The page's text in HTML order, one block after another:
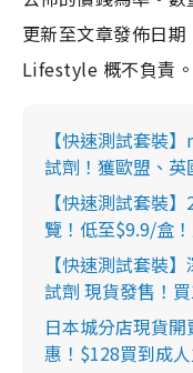
更新至文章發佈日
Lifestyle 概不負責
【快速測試套裝
試劑！獲歐盟、
【快速測試套裝
覽！低至$9.9/盒
【快速測試套裝
試劑 現貨發售！
日本城分店現貨
惠！$128買到成